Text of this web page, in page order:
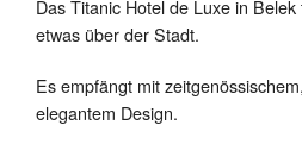
Das Titanic Hotel de Luxe in Belek
etwas über der Stadt.
Es empfängt mit zeitgenössischem,
elegantem Design.